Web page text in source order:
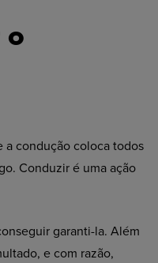
o
condução coloca todos
Conduzir é uma ação
garanti-la. Além
e com razão,